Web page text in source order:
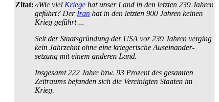
Zitat: «Wie viel Kriege hat unser Land in den letzten 239 Jahren
geführt? Der Iran hat in den letzten 900 Jahren keinen
Krieg geführt ...
Seit der Staatsgründung der USA vor 239 Jahren verging
kein Jahrzehnt ohne eine kriegerische Aus­einander­
setzung mit einem anderen Land.
Insgesamt 222 Jahre bzw. 93 Prozent des gesamten
Zeitraums befanden sich die Vereinigten Staaten im
Krieg.